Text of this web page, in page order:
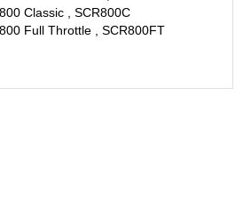
Classic , SCR800C
Full Throttle , SCR800FT